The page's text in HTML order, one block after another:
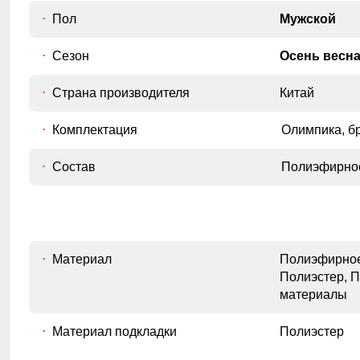
материалам, костюм обеспечивает высокий уровень
Измеряется от верхней точки плеча до
нижнего края изделия.
Полуобхват груди
изделия, вокруг самой широкой части
Внутренний шов рукава
Пол Мужской
Сезон Осень весна
Страна производителя Китай
Комплектация Олимпика,
Состав
Материал
Полиэстер,
материалы
Материал подкладки Полиэстер